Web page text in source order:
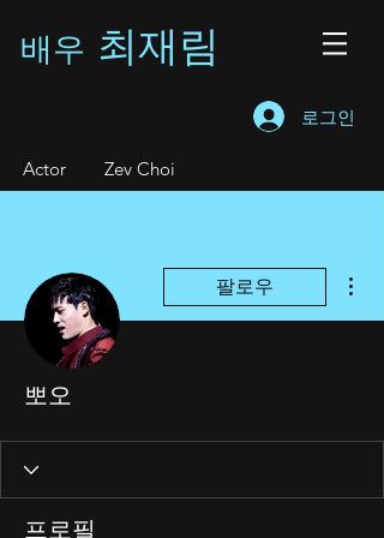
배우 최재림
로그인
Actor Zev Choi
팔로우
뽀오
프로필